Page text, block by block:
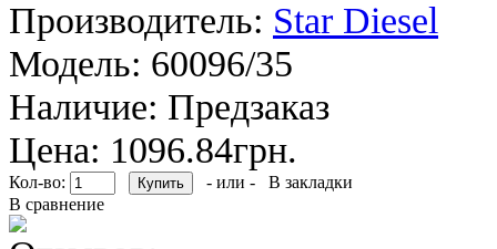
Производитель: Star Diesel
Модель: 60096/35
Наличие: Предзаказ
Цена: 1096.84грн.
Кол-во: - или -
В закладки
В сравнение